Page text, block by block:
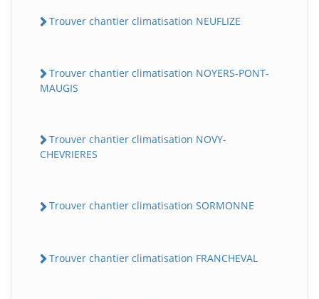
Trouver chantier climatisation NEUFLIZE
Trouver chantier climatisation NOYERS-PONT-
MAUGIS
Trouver chantier climatisation NOVY-
CHEVRIERES
Trouver chantier climatisation SORMONNE
Trouver chantier climatisation FRANCHEVAL